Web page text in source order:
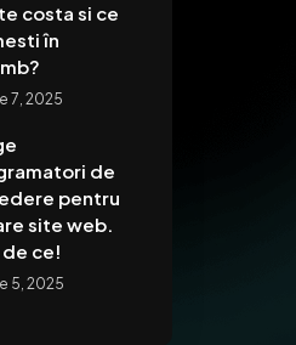
costa si ce
în
7, 2025
de
pentru
site web.
ce!
5, 2025